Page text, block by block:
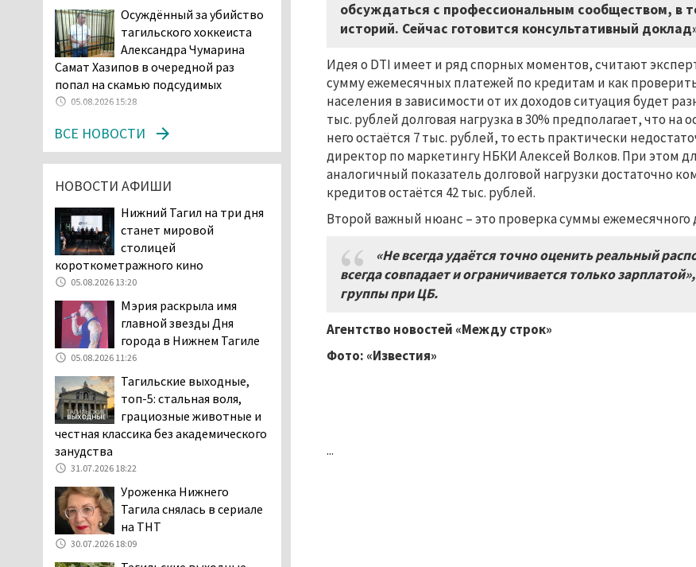
обсуждаться с профессиональным сообществом, в
историй. Сейчас готовится консультативный
Идея о DTI имеет и ряд спорных моментов, считают
сумму ежемесячных платежей по кредитам и как
населения в зависимости от их доходов ситуация будет
тыс. рублей долговая нагрузка в 30% предполагает, что
него остаётся 7 тыс. рублей, то есть практически
директор по маркетингу НБКИ Алексей Волков. При этом
аналогичный показатель долговой нагрузки достаточно
кредитов остаётся 42 тыс. рублей.
Второй важный нюанс –это проверка суммы ежемесячного
«Не всегда удаётся точно оценить реальный
всегда совпадает и ограничивается только зарплатой»,
группы при ЦБ.
Агентство новостей «Между строк»
Фото: «Известия»
...
подростковая преступность
04.08.2026 14:58
Нижний Тагил — лидер по
выявленным нарушениям
при утилизации
04.08.2026 13:45
Как достать соседа-
Тагиле жильцы частного
сектора ведут между собой
затяжную, бессмысленную и
беспощадную «психологическую
войну»
04.08.2026 12:30
В Нижнем Тагиле после
вмешательства
прокуратуры четыре
многоквартирных дома признаны
04.08.2026 12:19
В России хотят ввести
обязательное
об эвакуации автомобиля через
04.08.2026 12:17
Тагильские коммунисты
выдвинули своих
Осуждённый за убийство
тагильского хоккеиста
Александра Чумарина
Самат Хазипов в очередной раз
попал на скамью подсудимых
05.08.2026 15:28
ВСЕ НОВОСТИ
НОВОСТИ АФИШИ
Нижний Тагил на три дня
станет мировой
столицей
короткометражного кино
05.08.2026 13:20
Мэрия раскрыла имя
главной звезды Дня
города в Нижнем Тагиле
05.08.2026 11:26
Тагильские выходные,
топ-5: стальная воля,
грациозные животные и
честная классика без академического
занудства
31.07.2026 18:22
Уроженка Нижнего
Тагила снялась в сериале
на ТНТ
30.07.2026 18:09